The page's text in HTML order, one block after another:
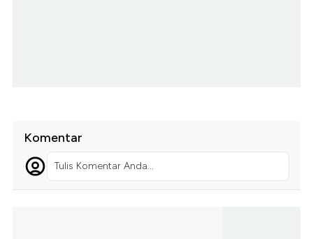
Komentar
Tulis Komentar Anda...